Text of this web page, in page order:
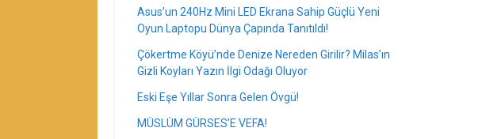
Asus’un 240Hz Mini LED Ekrana Sahip Güçlü Yeni
Oyun Laptopu Dünya Çapında Tanıtıldı!
Çökertme Köyü’nde Denize Nereden Girilir? Milas’ın
Gizli Koyları Yazın İlgi Odağı Oluyor
Eski Eşe Yıllar Sonra Gelen Övgü!
MÜSLÜM GÜRSES’E VEFA!